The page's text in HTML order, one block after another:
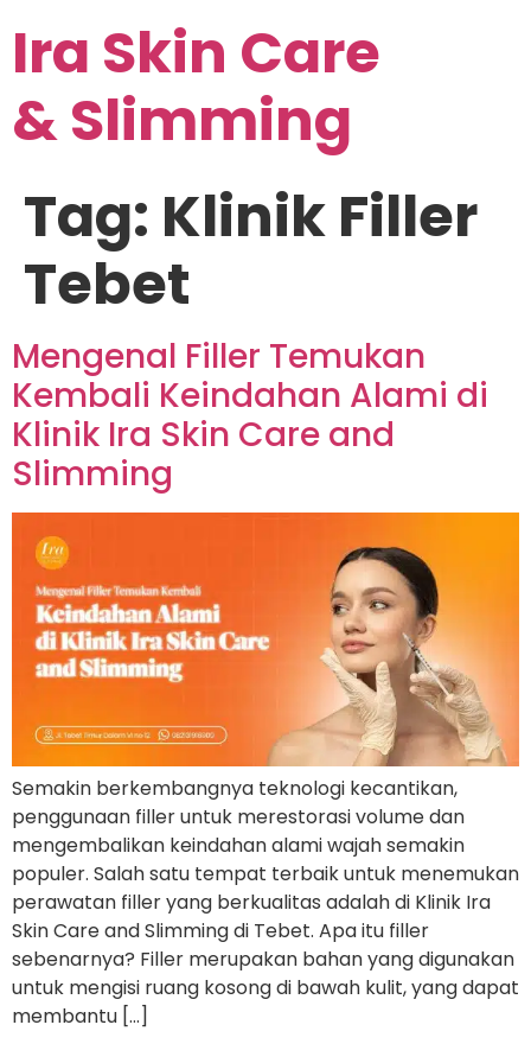
Ira Skin Care
& Slimming
Tag: Klinik Filler
Tebet
Mengenal Filler Temukan
Kembali Keindahan Alami di
Klinik Ira Skin Care and
Slimming
Semakin berkembangnya teknologi kecantikan,
penggunaan filler untuk merestorasi volume dan
mengembalikan keindahan alami wajah semakin
populer. Salah satu tempat terbaik untuk menemukan
perawatan filler yang berkualitas adalah di Klinik Ira
Skin Care and Slimming di Tebet. Apa itu filler
sebenarnya? Filler merupakan bahan yang digunakan
untuk mengisi ruang kosong di bawah kulit, yang dapat
membantu […]